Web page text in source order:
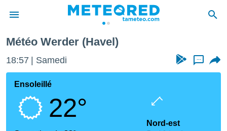
de
Météo Werder (Havel)
18:57 Samedi ...
Ensoleillé
22°
Nord-est